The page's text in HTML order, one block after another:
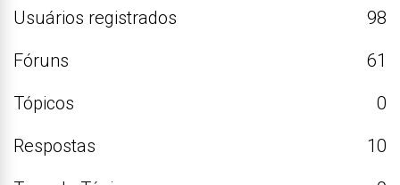
Usuários registrados
98
Fóruns
61
Tópicos
0
Respostas
10